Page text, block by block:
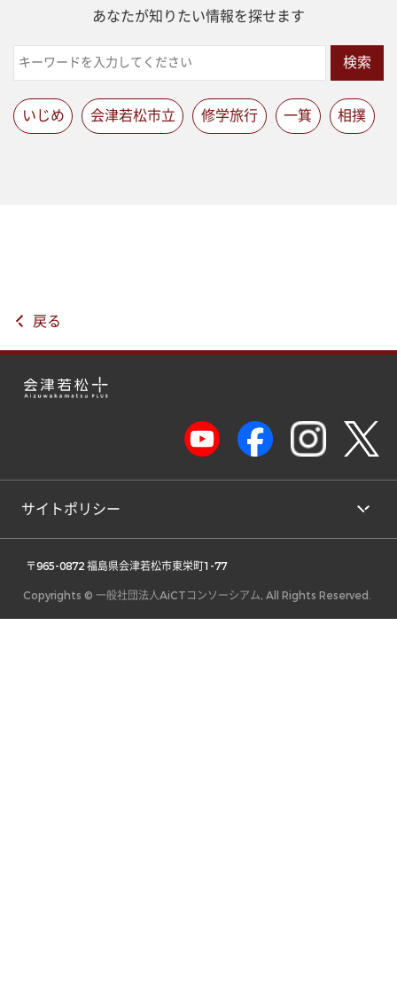
あなたが知りたい情報を探せます
検索
いじめ 会津若松市立 修学旅行 一箕 相撲
戻る
サイトポリシー
〒965-0872 福島県会津若松市東栄町1-77
Copyrights © 一般社団法人AiCTコンソーシアム, All Rights Reserved.